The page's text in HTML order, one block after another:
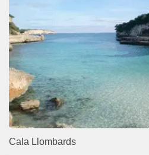
Cala Llombards